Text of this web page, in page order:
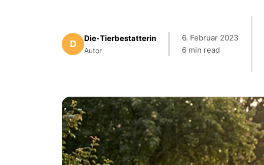
D
Die-Tierbestatterin
Autor
6. Februar 2023
6 min read